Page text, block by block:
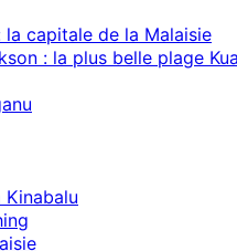
la capitale de la Malaisie
: la plus belle plage
Kinabalu